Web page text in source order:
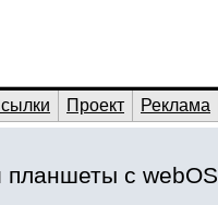
Проект Реклама
планшеты с webOS